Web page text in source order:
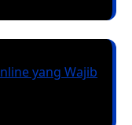
yang Wajib